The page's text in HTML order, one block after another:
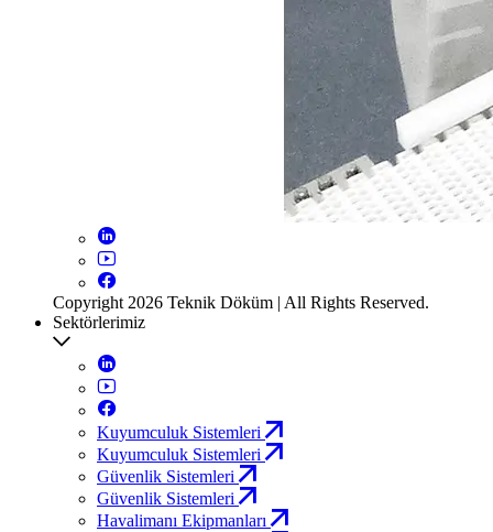
Copyright 2026 Teknik Döküm | All Rights Reserved.
Sektörlerimiz
Kuyumculuk Sistemleri
Kuyumculuk Sistemleri
Güvenlik Sistemleri
Güvenlik Sistemleri
Havalimanı Ekipmanları